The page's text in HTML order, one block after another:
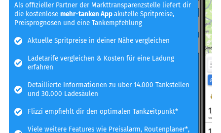
Als offizieller Partner der Markttransparenzstelle liefert dir
die kostenlosemehr-tanken Appakutelle Spritpreise,
Preisprognosen und eine Tankempfehlung
Aktuelle Spritpreise in deiner Nähe vergleichen
Ladetarife vergleichen & Kosten für eine Ladung
erfahren
Detaillierte Informationen zu über 14.000 Tankstellen
und 30.000 Ladesäulen
Flizzi empfiehlt dir den optimalen Tankzeitpunkt*
Viele weitere Features wie Preisalarm, Routenplaner*,